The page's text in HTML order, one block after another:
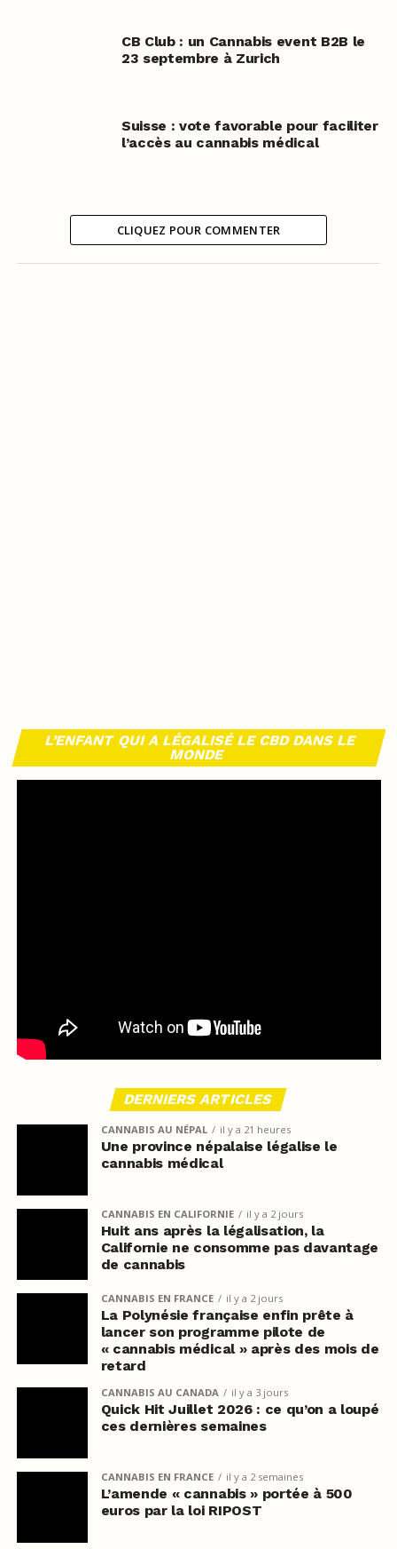
CB Club : un Cannabis event B2B le
23 septembre à Zurich
Suisse : vote favorable pour faciliter
l’accès au cannabis médical
CLIQUEZ POUR COMMENTER
L’ENFANT QUI A LÉGALISÉ LE CBD DANS LE
MONDE
DERNIERS ARTICLES
CANNABIS AU NÉPAL il y a 21 heures
Une province népalaise légalise le
cannabis médical
CANNABIS EN CALIFORNIE il y a 2 jours
Huit ans après la légalisation, la
Californie ne consomme pas davantage
de cannabis
CANNABIS EN FRANCE il y a 2 jours
La Polynésie française enfin prête à
lancer son programme pilote de
« cannabis médical » après des mois de
retard
CANNABIS AU CANADA il y a 3 jours
Quick Hit Juillet 2026 : ce qu’on a loupé
ces dernières semaines
CANNABIS EN FRANCE il y a 2 semaines
L’amende « cannabis » portée à 500
euros par la loi RIPOST